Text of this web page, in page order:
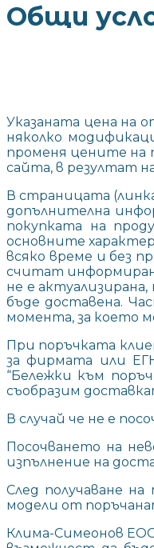
Общи
Указаната цена на
няколко
променя цените на
сайта, в резултат
В страницата
допълнителна
покупката на
основните
всяко време и без
считат
не е
бъде доставена.
момента, за което
При поръчката
за фирмата или
“Бележки към
съобразим
В случай че не e
Посочването на
изпълнение на
След получаване
модели от
Клима-Симеонов